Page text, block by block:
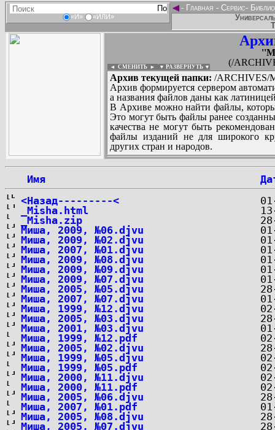
«И» «ИЛИ»
◄- Главная - Сервис-
(/
◄ СМЕНИТЬ ► ▼ РАЗВЕРНУТЬ ▼
Архив текущей папки: /ARCHIVES/
Архив формируется сервером
а названия файлов даны как
В Архиве можно найти файлы,
Это могут быть файлы ранее
качества не могут быть
файлы изданий не для широкого
других стран и народов.
Имя
<Назад---------<
_Misha.html
_Misha.zip
Миша, 2009, №06.djvu
Миша, 2009, №02.djvu
Миша, 2007, №01.djvu
Миша, 2009, №08.djvu
Миша, 2009, №09.djvu
Миша, 2009, №07.djvu
Миша, 2005, №05.djvu
Миша, 2007, №07.djvu
Миша, 1999, №12.djvu
Миша, 2005, №03.djvu
Миша, 2001, №03.djvu
Миша, 1999, №12.pdf
Миша, 2005, №02.djvu
Миша, 1999, №05.djvu
Миша, 1999, №05.pdf
Миша, 2000, №11.djvu
Миша, 2000, №11.pdf
Миша, 2005, №06.djvu
Миша, 2007, №01.pdf
Миша, 2005, №08.djvu
Миша, 2005, №07.djvu